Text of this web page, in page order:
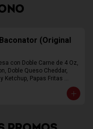
(Original
con Doble Carne de 4 Oz,
Doble Queso Cheddar,
Ketchup, Papas Fritas